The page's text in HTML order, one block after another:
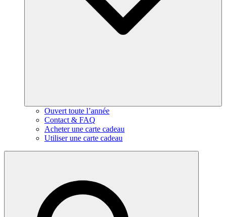
Ouvert toute l’année
Contact & FAQ
Acheter une carte cadeau
Utiliser une carte cadeau